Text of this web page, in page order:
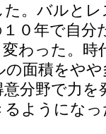
た。バルと
０年で自分
わった。時
面積をや
分野で力
るようにな